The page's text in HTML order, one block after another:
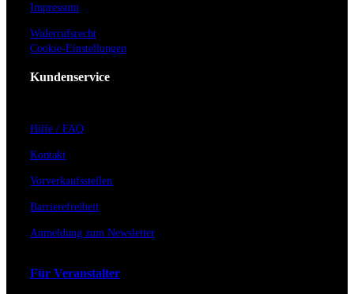
Impressum
Widerrufsrecht
Cookie-Einstellungen
Kundenservice
Hilfe / FAQ
Kontakt
Vorverkaufsstellen
Barrierefreiheit
Anmeldung zum Newsletter
Für Veranstalter